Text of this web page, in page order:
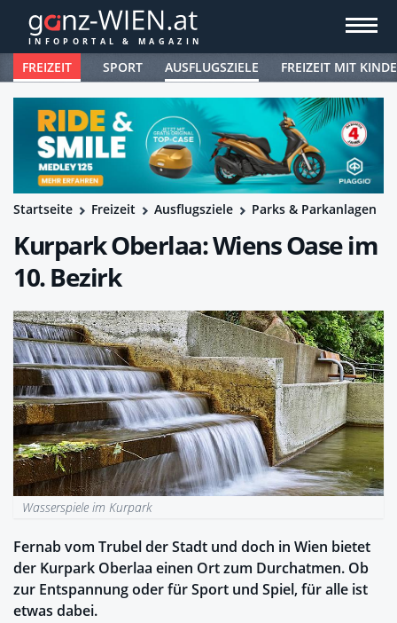
FREIZEIT SPORT AUSFLUGSZIELE FREIZEIT MIT
Startseite Freizeit Ausflugsziele Parks & Parkanlagen
Kurpark Oberlaa: Wiens Oase im
10. Bezirk
Wasserspiele im Kurpark
Fernab vom Trubel der Stadt und doch in Wien bietet
der Kurpark Oberlaa einen Ort zum Durchatmen. Ob
zur Entspannung oder für Sport und Spiel, für alle ist
etwas dabei.